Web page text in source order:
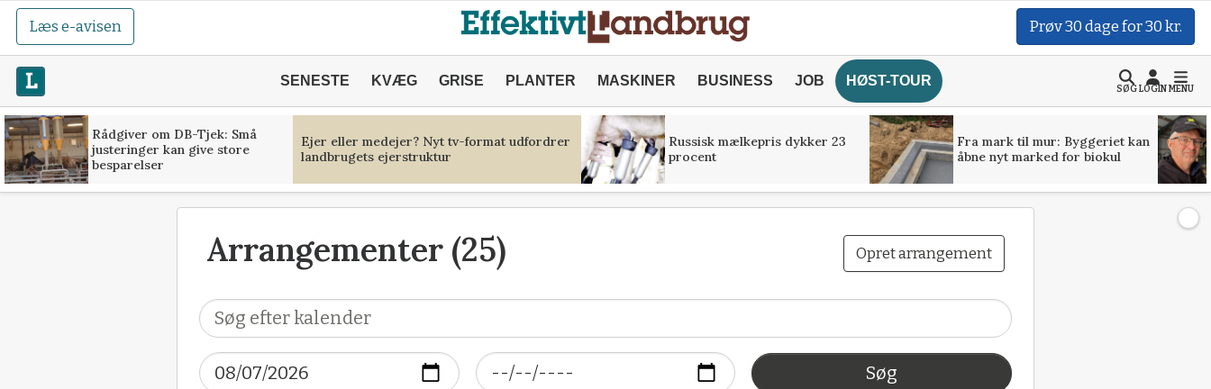
Læs e-avisen Prøv 30 dage for 30 kr.
SENESTE KVÆG GRISE PLANTER MASKINER BUSINESS JOB HØST-TOUR
SØGLOGINMENU
Rådgiver om DB-Tjek: Små
justeringer kan give store
besparelser
Ejer eller medejer? Nyt tv-format udfordrer
landbrugets ejerstruktur
Russisk mælkepris dykker 23
procent
Fra mark til mur: Byggeriet kan
åbne nyt marked for biokul
Arrangementer (25) Opret arrangement
Søg